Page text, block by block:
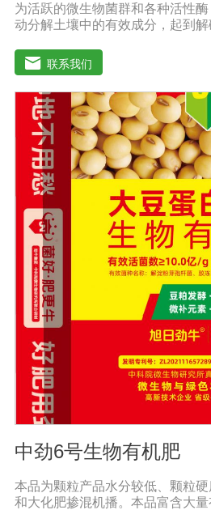
为活跃的微生物菌群和各种活性
动分解土壤中的有效成分，起到
物激素、酸性物质以及维生素，
物生长；并且能产生铁载体、抗生
物质，可以抑制细菌或真菌性病
到促进植物生长的作用。●传导
微生物环境，形成有益菌屏障，
苗壮。●增强植物免疫能力，提高
旱、药害、盐害等逆境的抗逆能
生长发育，叶片更加柔软浓绿、
增产提质。【适用范围】玉米、
薯、辣椒、番茄、黄瓜丶韮菜、
意事项】1.本品内含大量有益活菌
用，用过农药 的喷雾器一定要认
品如与化肥混用，要现混现用。
存，避免阳光直射和雨淋【保 质
剂【活 菌 数】≥10亿/克
联系我们
中劲6号生物有机肥
本品为颗粒产品水分较低、颗粒
和大化肥掺混机播。本品富含大